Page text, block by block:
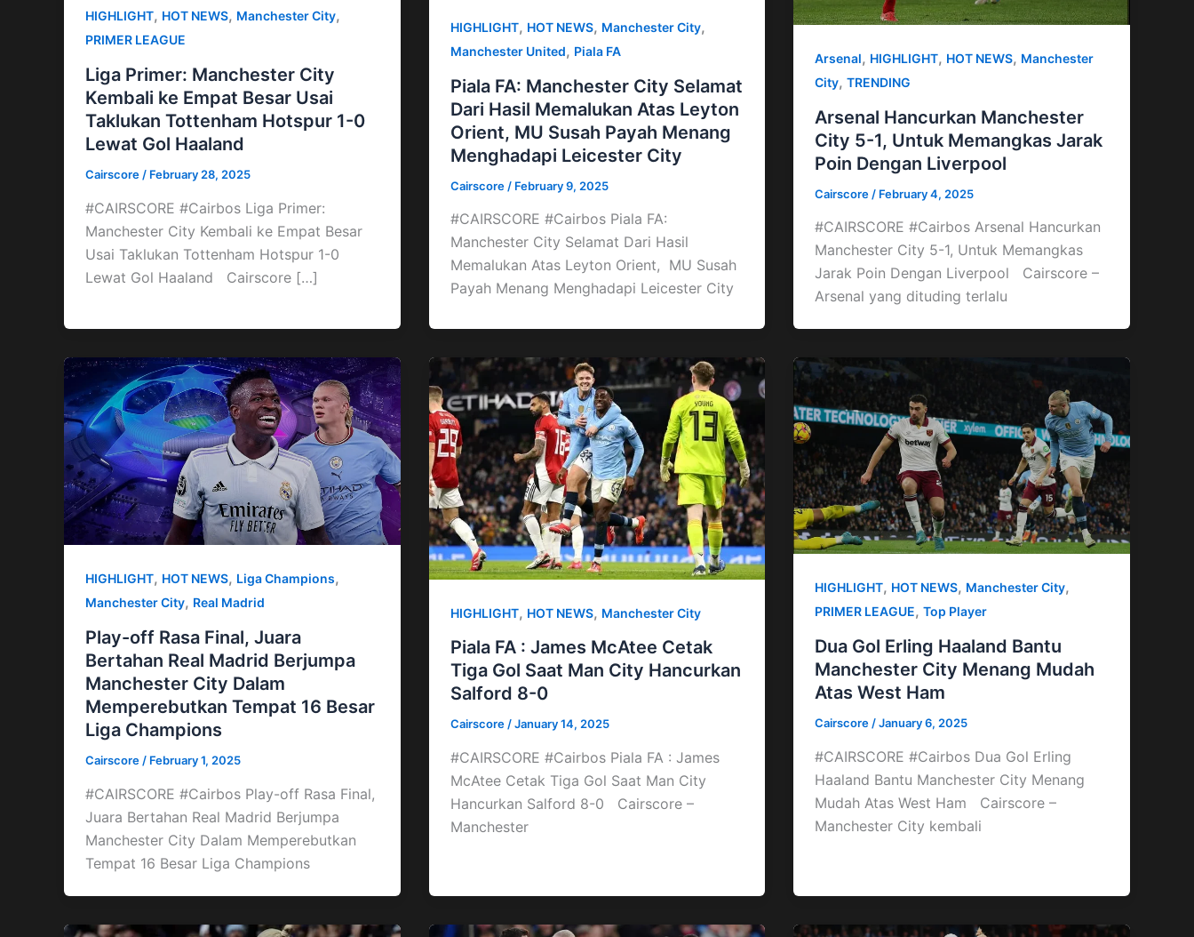
HIGHLIGHT, HOT NEWS, Manchester City,
PRIMER LEAGUE
Liga Primer: Manchester City
Kembali ke Empat Besar Usai
Taklukan Tottenham Hotspur 1-0
Lewat Gol Haaland
Cairscore / February 28, 2025
#CAIRSCORE #Cairbos Liga Primer:
Manchester City Kembali ke Empat Besar
Usai Taklukan Tottenham Hotspur 1-0
Lewat Gol Haaland Cairscore […]
HIGHLIGHT, HOT NEWS, Manchester City,
Manchester United, Piala FA
Piala FA: Manchester City Selamat
Dari Hasil Memalukan Atas Leyton
Orient, MU Susah Payah Menang
Menghadapi Leicester City
Cairscore / February 9, 2025
#CAIRSCORE #Cairbos Piala FA:
Manchester City Selamat Dari Hasil
Memalukan Atas Leyton Orient, MU Susah
Payah Menang Menghadapi Leicester City
Arsenal, HIGHLIGHT, HOT NEWS, Manchester
City,TRENDING
Arsenal Hancurkan Manchester
City 5-1, Untuk Memangkas Jarak
Poin Dengan Liverpool
Cairscore / February 4, 2025
#CAIRSCORE #Cairbos Arsenal Hancurkan
Manchester City 5-1, Untuk Memangkas
Jarak Poin Dengan Liverpool Cairscore –
Arsenal yang dituding terlalu
HIGHLIGHT, HOT NEWS, Liga Champions,
Manchester City, Real Madrid
Play-off Rasa Final, Juara
Bertahan Real Madrid Berjumpa
Manchester City Dalam
Memperebutkan Tempat 16 Besar
Liga Champions
Cairscore/ February 1, 2025
#CAIRSCORE #Cairbos Play-off Rasa Final,
Juara Bertahan Real Madrid Berjumpa
Manchester City Dalam Memperebutkan
Tempat 16 Besar Liga Champions
HIGHLIGHT, HOT NEWS, Manchester City
Piala FA : James McAtee Cetak
Tiga Gol Saat Man City Hancurkan
Salford 8-0
Cairscore/January 14, 2025
#CAIRSCORE #Cairbos Piala FA : James
McAtee Cetak Tiga Gol Saat Man City
Hancurkan Salford 8-0 Cairscore –
Manchester
HIGHLIGHT, HOT NEWS, Manchester City,
PRIMER LEAGUE,Top Player
Dua Gol Erling Haaland Bantu
Manchester City Menang Mudah
Atas West Ham
Cairscore /January 6, 2025
#CAIRSCORE #Cairbos Dua Gol Erling
Haaland Bantu Manchester City Menang
Mudah Atas West Ham Cairscore –
Manchester City kembali